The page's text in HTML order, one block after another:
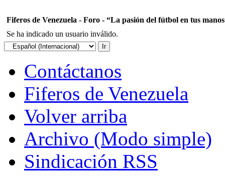
Fiferos de Venezuela - Foro - “La pasión del fútbol en tus
Se ha indicado un usuario inválido.
Contáctanos
Fiferos de Venezuela
Volver arriba
Archivo (Modo simple)
Sindicación RSS